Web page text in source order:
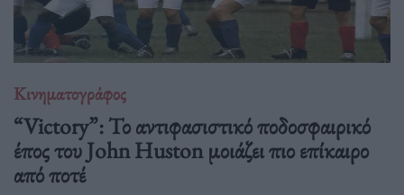
Κινηματογράφος
“Victory”: Το αντιφασιστικό ποδοσφαιρικό
έπος του John Huston μοιάζει πιο επίκαιρο
από ποτέ